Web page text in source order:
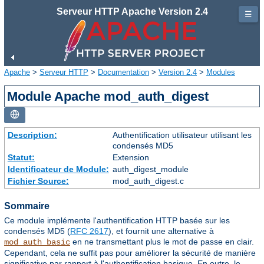
Serveur HTTP Apache Version 2.4
Apache > Serveur HTTP > Documentation > Version 2.4 > Modules
Module Apache mod_auth_digest
Description:
Authentification utilisateur utilisant les
condensés MD5
Statut:
Extension
Identificateur de Module: auth_digest_module
Fichier Source:
mod_auth_digest.c
Sommaire
Ce module implémente l'authentification HTTP basée sur les
condensés MD5 (RFC 2617), et fournit une alternative à
mod_auth_basic en ne transmettant plus le mot de passe en clair.
Cependant, cela ne suffit pas pour améliorer la sécurité de manière
☰